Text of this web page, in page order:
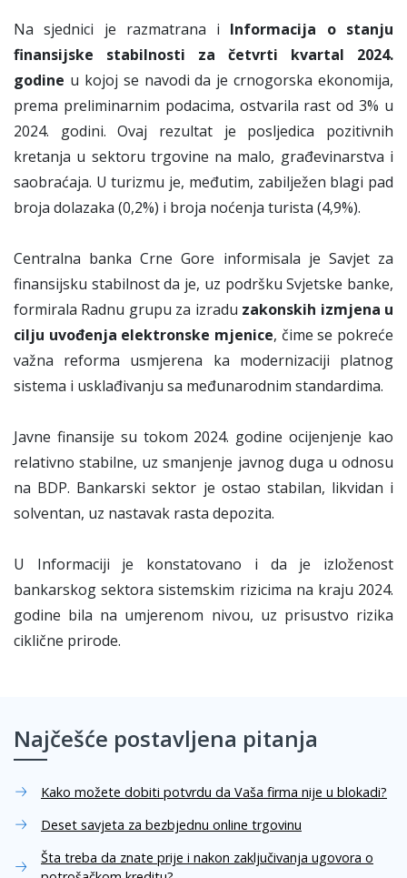
Na sjednici je razmatrana i Informacija o stanju
finansijske stabilnosti za četvrti kvartal 2024.
godine u kojoj se navodi da je crnogorska ekonomija,
prema preliminarnim podacima, ostvarila rast od 3% u
2024. godini. Ovaj rezultat je posljedica pozitivnih
kretanja u sektoru trgovine na malo, građevinarstva i
saobraćaja. U turizmu je, međutim, zabilježen blagi pad
broja dolazaka (0,2%) i broja noćenja turista (4,9%).
Centralna banka Crne Gore informisala je Savjet za
finansijsku stabilnost da je, uz podršku Svjetske banke,
formirala Radnu grupu za izradu zakonskih izmjena u
cilju uvođenja elektronske mjenice, čime se pokreće
važna reforma usmjerena ka modernizaciji platnog
sistema i usklađivanju sa međunarodnim standardima.
Javne finansije su tokom 2024. godine ocijenjenje kao
relativno stabilne, uz smanjenje javnog duga u odnosu
na BDP. Bankarski sektor je ostao stabilan, likvidan i
solventan, uz nastavak rasta depozita.
U Informaciji je konstatovano i da je izloženost
bankarskog sektora sistemskim rizicima na kraju 2024.
godine bila na umjerenom nivou, uz prisustvo rizika
ciklične prirode.
Najčešće postavljena pitanja
Kako možete dobiti potvrdu da Vaša firma nije u blokadi?
Deset savjeta za bezbjednu online trgovinu
Šta treba da znate prije i nakon zaključivanja ugovora o